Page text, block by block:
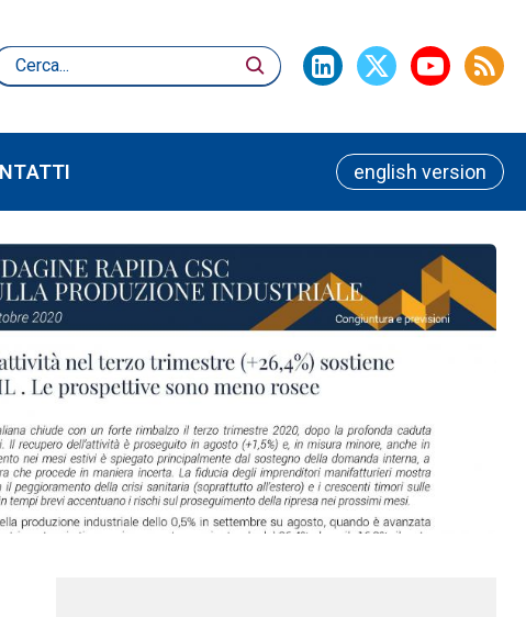
english version